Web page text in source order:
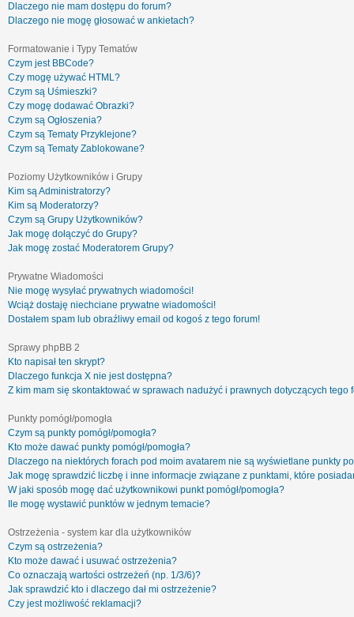
Dlaczego nie mam dostępu do forum?
Dlaczego nie mogę głosować w ankietach?
Formatowanie i Typy Tematów
Czym jest BBCode?
Czy mogę używać HTML?
Czym są Uśmieszki?
Czy mogę dodawać Obrazki?
Czym są Ogłoszenia?
Czym są Tematy Przyklejone?
Czym są Tematy Zablokowane?
Poziomy Użytkowników i Grupy
Kim są Administratorzy?
Kim są Moderatorzy?
Czym są Grupy Użytkowników?
Jak mogę dołączyć do Grupy?
Jak mogę zostać Moderatorem Grupy?
Prywatne Wiadomości
Nie mogę wysyłać prywatnych wiadomości!
Wciąż dostaję niechciane prywatne wiadomości!
Dostałem spam lub obraźliwy email od kogoś z tego forum!
Sprawy phpBB 2
Kto napisał ten skrypt?
Dlaczego funkcja X nie jest dostępna?
Z kim mam się skontaktować w sprawach nadużyć i prawnych dotyczących tego
Punkty pomógł/pomogła
Czym są punkty pomógł/pomogła?
Kto może dawać punkty pomógł/pomogła?
Dlaczego na niektórych forach pod moim avatarem nie są wyświetlane punkty
Jak mogę sprawdzić liczbę i inne informacje związane z punktami, które
W jaki sposób mogę dać użytkownikowi punkt pomógł/pomogła?
Ile mogę wystawić punktów w jednym temacie?
Ostrzeżenia - system kar dla użytkowników
Czym są ostrzeżenia?
Kto może dawać i usuwać ostrzeżenia?
Co oznaczają wartości ostrzeżeń (np. 1/3/6)?
Jak sprawdzić kto i dlaczego dał mi ostrzeżenie?
Czy jest możliwość reklamacji?